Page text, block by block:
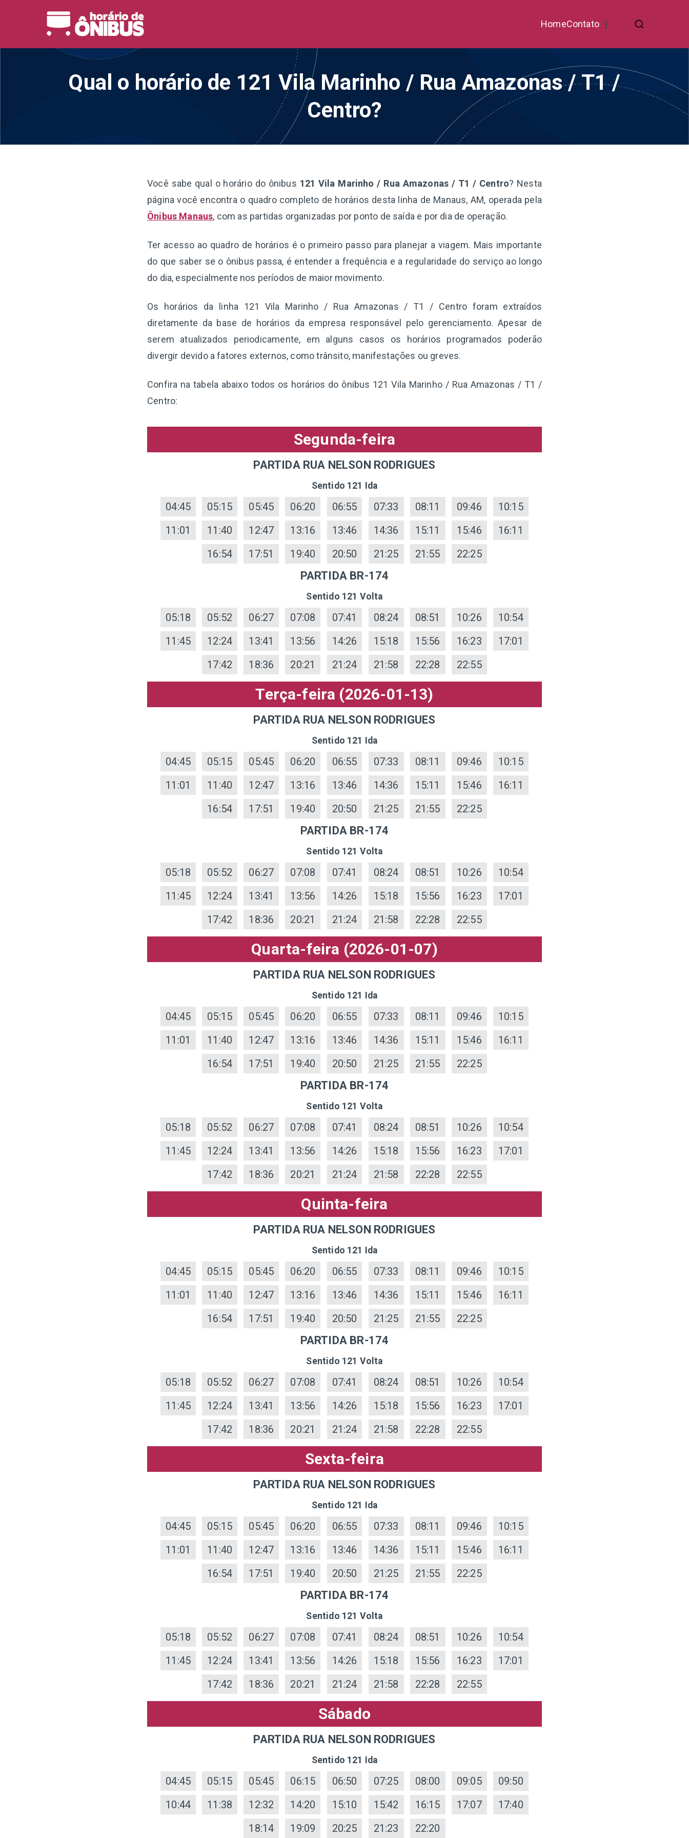
HomeContato
Qual o horário de 121 Vila Marinho / Rua Amazonas / T1 /
Centro?
Você sabe qual o horário do ônibus 121 Vila Marinho / Rua Amazonas / T1 / Centro? Nesta
página você encontra o quadro completo de horários desta linha de Manaus, AM, operada pela
Ônibus Manaus, com as partidas organizadas por ponto de saída e por dia de operação.
Ter acesso ao quadro de horários é o primeiro passo para planejar a viagem. Mais importante
do que saber se o ônibus passa, é entender a frequência e a regularidade do serviço ao longo
do dia, especialmente nos períodos de maior movimento.
Os horários da linha 121 Vila Marinho / Rua Amazonas / T1 / Centro foram extraídos
diretamente da base de horários da empresa responsável pelo gerenciamento. Apesar de
serem atualizados periodicamente, em alguns casos os horários programados poderão
divergir devido a fatores externos, como trânsito, manifestações ou greves.
Confira na tabela abaixo todos os horários do ônibus 121 Vila Marinho / Rua Amazonas / T1 /
Centro:
Segunda-feira
PARTIDA RUA NELSON RODRIGUES
Sentido 121 Ida
04:45 05:15 05:45 06:20 06:55 07:33 08:11 09:46
10:15
11:01
11:40 12:47 13:16 13:46 14:36 15:11 15:46
16:11
16:54
17:51 19:40 20:50 21:25 21:55 22:25
PARTIDA BR-174
Sentido 121 Volta
05:18 05:52 06:27 07:08 07:41 08:24 08:51 10:26
10:54
11:45
12:24 13:41 13:56 14:26 15:18 15:56 16:23
17:01
17:42
18:36 20:21 21:24 21:58 22:28 22:55
Terça-feira (2026-01-13)
PARTIDA RUA NELSON RODRIGUES
Sentido 121 Ida
04:45 05:15 05:45 06:20 06:55 07:33 08:11 09:46
10:15
11:01
11:40 12:47 13:16 13:46 14:36 15:11 15:46
16:11
16:54
17:51 19:40 20:50 21:25 21:55 22:25
PARTIDA BR-174
Sentido 121 Volta
05:18 05:52 06:27 07:08 07:41 08:24 08:51 10:26
10:54
11:45
12:24 13:41 13:56 14:26 15:18 15:56 16:23
17:01
17:42
18:36 20:21 21:24 21:58 22:28 22:55
Quarta-feira (2026-01-07)
PARTIDA RUA NELSON RODRIGUES
Sentido 121 Ida
04:45 05:15 05:45 06:20 06:55 07:33 08:11 09:46
10:15
11:01
11:40 12:47 13:16 13:46 14:36 15:11 15:46
16:11
16:54
17:51 19:40 20:50 21:25 21:55 22:25
PARTIDA BR-174
Sentido 121 Volta
05:18 05:52 06:27 07:08 07:41 08:24 08:51 10:26
10:54
11:45
12:24 13:41 13:56 14:26 15:18 15:56 16:23
17:01
17:42
18:36 20:21 21:24 21:58 22:28 22:55
Quinta-feira
PARTIDA RUA NELSON RODRIGUES
Sentido 121 Ida
04:45 05:15 05:45 06:20 06:55 07:33 08:11 09:46
10:15
11:01
11:40 12:47 13:16 13:46 14:36 15:11 15:46
16:11
16:54
17:51 19:40 20:50 21:25 21:55 22:25
PARTIDA BR-174
Sentido 121 Volta
05:18 05:52 06:27 07:08 07:41 08:24 08:51 10:26
10:54
11:45
12:24 13:41 13:56 14:26 15:18 15:56 16:23
17:01
17:42
18:36 20:21 21:24 21:58 22:28 22:55
Sexta-feira
PARTIDA RUA NELSON RODRIGUES
Sentido 121 Ida
04:45 05:15 05:45 06:20 06:55 07:33 08:11 09:46
10:15
11:01
11:40 12:47 13:16 13:46 14:36 15:11 15:46
16:11
16:54
17:51 19:40 20:50 21:25 21:55 22:25
PARTIDA BR-174
Sentido 121 Volta
05:18 05:52 06:27 07:08 07:41 08:24 08:51 10:26
10:54
11:45
12:24 13:41 13:56 14:26 15:18 15:56 16:23
17:01
17:42
18:36 20:21 21:24 21:58 22:28 22:55
Sábado
PARTIDA RUA NELSON RODRIGUES
Sentido 121 Ida
04:45 05:15 05:45 06:15 06:50 07:25 08:00 09:05
09:50
10:44
11:38 12:32 14:20 15:10 15:42 16:15 17:07
17:40
18:14
19:09 20:25 21:23 22:20